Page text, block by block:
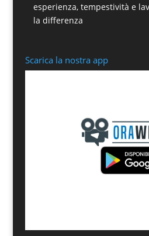
esperienza, tempestività e
la differenza
Scarica la nostra app